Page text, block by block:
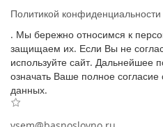
Политикой конфиденциальности
. Мы бережно относимся к
защищаем их. Если Вы не
используйте сайт. Дальнейшее
означать Ваше полное
данных.